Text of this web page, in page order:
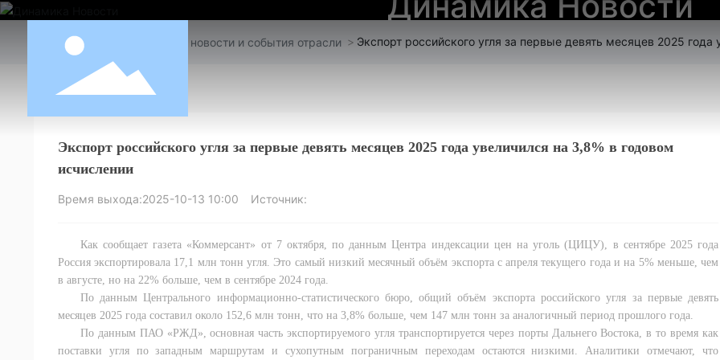
Новости Последние новости и события отрасли Экспорт российского угля за первые девять месяцев 2025
Экспорт российского угля за первые девять месяцев 2025 года увеличился на 3,8% в годовом
исчислении
Время выхода:2025-10-13 10:00 Источник:
Как сообщает газета «Коммерсант» от 7 октября, по данным Центра индексации цен на уголь (ЦИЦУ), в сентябре 2025 года
Россия экспортировала 17,1 млн тонн угля. Это самый низкий месячный объём экспорта с апреля текущего года и на 5% меньше, чем
в августе, но на 22% больше, чем в сентябре 2024 года.
По данным Центрального информационно-статистического бюро, общий объём экспорта российского угля за первые девять
месяцев 2025 года составил около 152,6 млн тонн, что на 3,8% больше, чем 147 млн тонн за аналогичный период прошлого года.
По данным ПАО «РЖД», основная часть экспортируемого угля транспортируется через порты Дальнего Востока, в то время как
поставки угля по западным маршрутам и сухопутным пограничным переходам остаются низкими. Аналитики отмечают, что